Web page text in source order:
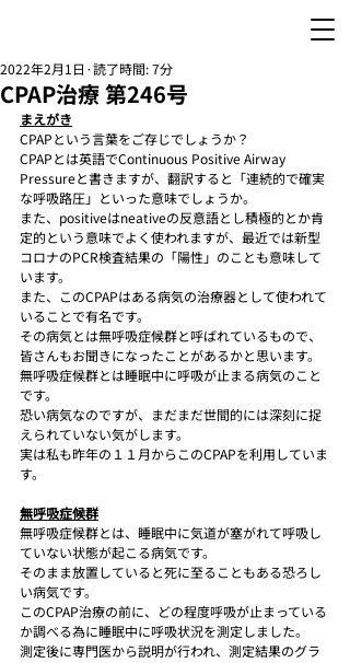
CPAP治療 第246号
2022年2月1日 読了時間: 7分
まえがき
CPAPという言葉をご存じでしょうか？
CPAPとは英語でContinuous Positive Airway
Pressureと書きますが、翻訳すると「連続的で確実
な呼吸路圧」といった意味でしょうか。
また、positiveはneativeの反意語とし積極的とか肯
定的という意味でよく使われますが、最近では新型
コロナのPCR検査結果の「陽性」のことも意味して
います。
また、このCPAPはある病気の治療器として使われて
いることで有名です。
その病気とは無呼吸症候群と呼ばれているもので、
皆さんもお聞きになったことがあるかと思います。
無呼吸症候群とは睡眠中に呼吸が止まる病気のこと
です。
恐い病気なのですが、まだまだ世間的には深刻に捉
えられていない気がします。
実は私も昨年の１１月からこのCPAPを利用していま
す。
無呼吸症候群
無呼吸症候群とは、睡眠中に気道が塞がれて呼吸し
ていない状態が起こる病気です。
そのまま放置していると死に至ることもある恐ろし
い病気です。
このCPAP治療の前に、どの程度呼吸が止まっている
か調べる為に睡眠中に呼吸状況を測定しました。
測定後に専門医から説明が行われ、測定結果のグラ